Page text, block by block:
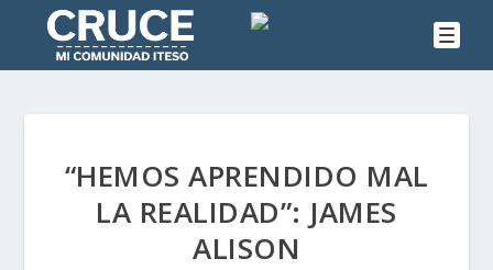
“HEMOS APRENDIDO MAL
LA REALIDAD”: JAMES
ALISON